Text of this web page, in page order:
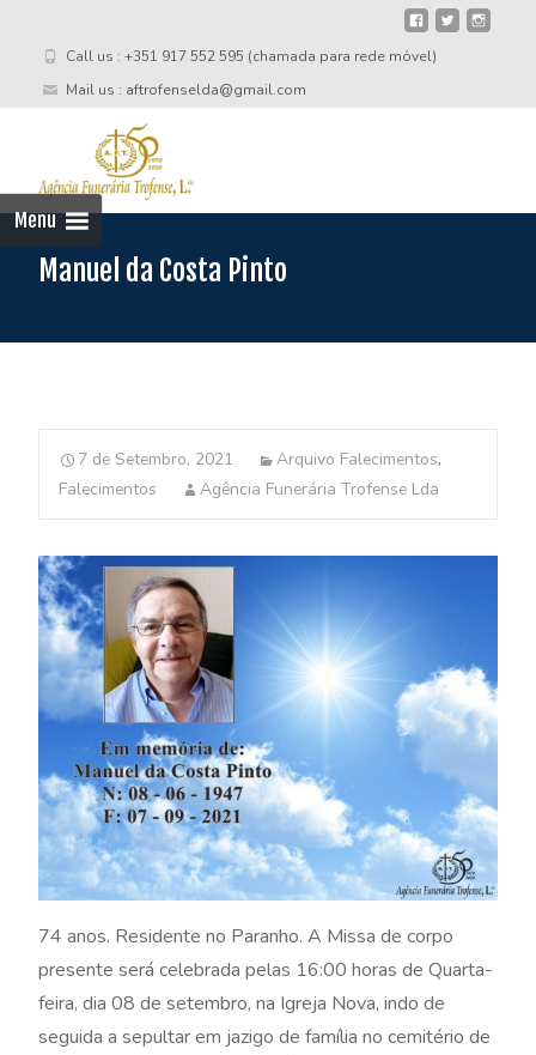
Call us : +351 917 552 595 (chamada para rede móvel)
Mail us : aftrofenselda@gmail.com
Menu
Manuel da Costa Pinto
7 de Setembro, 2021 Arquivo Falecimentos,
Falecimentos
Agência Funerária Trofense Lda
74 anos. Residente no Paranho. A Missa de corpo
presente será celebrada pelas 16:00 horas de Quarta-
feira, dia 08 de setembro, na Igreja Nova, indo de
seguida a sepultar em jazigo de família no cemitério de